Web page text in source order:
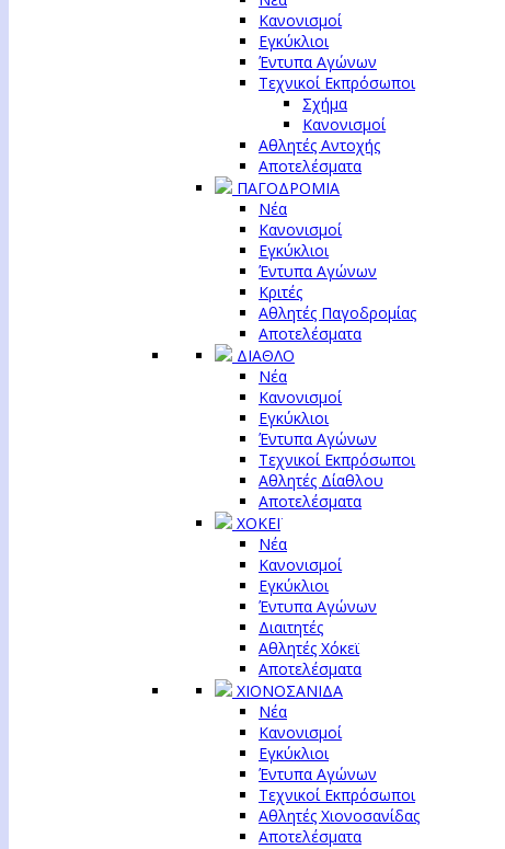
Κανονισμοί
Εγκύκλιοι
Έντυπα Αγώνων
Τεχνικοί Εκπρόσωποι
Σχήμα
Κανονισμοί
Αθλητές Αντοχής
Αποτελέσματα
ΠΑΓΟΔΡΟΜΙΑ
Νέα
Κανονισμοί
Εγκύκλιοι
Έντυπα Αγώνων
Κριτές
Αθλητές Παγοδρομίας
Αποτελέσματα
ΔΙΑΘΛΟ
Νέα
Κανονισμοί
Εγκύκλιοι
Έντυπα Αγώνων
Τεχνικοί Εκπρόσωποι
Αθλητές Δίαθλου
Αποτελέσματα
ΧΟΚΕΪ
Νέα
Κανονισμοί
Εγκύκλιοι
Έντυπα Αγώνων
Διαιτητές
Αθλητές Χόκεϊ
Αποτελέσματα
ΧΙΟΝΟΣΑΝΙΔΑ
Νέα
Κανονισμοί
Εγκύκλιοι
Έντυπα Αγώνων
Τεχνικοί Εκπρόσωποι
Αθλητές Χιονοσανίδας
Αποτελέσματα